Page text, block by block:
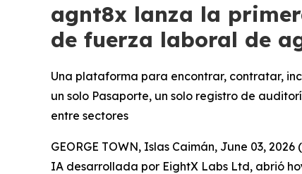
agnt8x lanza la
de fuerza laboral de
Una plataforma para encontrar, contratar,
un solo Pasaporte, un solo registro de
entre sectores
GEORGE TOWN, Islas Caimán, June 03, 2026
IA desarrollada por EightX Labs Ltd, abrió